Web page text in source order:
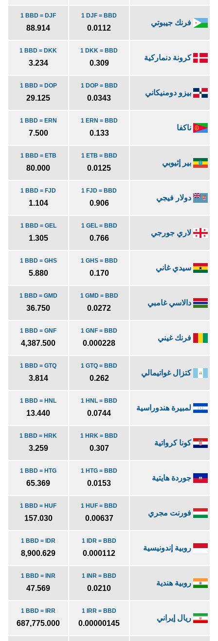
فرنك جيبوتي
1 DJF = BBD
0.0112
1 BBD = DJF
88.914
كرونة دنماركية
1 DKK = BBD
0.309
1 BBD = DKK
3.234
بيزو دومنيكاني
1 DOP = BBD
0.0343
1 BBD = DOP
29.125
ناكفا
1 ERN = BBD
0.133
1 BBD = ERN
7.500
بير إثيوبي
1 ETB = BBD
0.0125
1 BBD = ETB
80.000
دولار فيجي
1 FJD = BBD
0.906
1 BBD = FJD
1.104
لاري جورجي
1 GEL = BBD
0.766
1 BBD = GEL
1.305
سيدي غاني
1 GHS = BBD
0.170
1 BBD = GHS
5.880
دالاسي غامبي
1 GMD = BBD
0.0272
1 BBD = GMD
36.750
فرنك غيني
1 GNF = BBD
0.000228
1 BBD = GNF
4,387.500
كتزال غواتيمالي
1 GTQ = BBD
0.262
1 BBD = GTQ
3.814
لمبيرة هندوراسية
1 HNL = BBD
0.0744
1 BBD = HNL
13.440
كونا كرواتية
1 HRK = BBD
0.307
1 BBD = HRK
3.259
جوردة هايتية
1 HTG = BBD
0.0153
1 BBD = HTG
65.369
فورنت مجري
1 HUF = BBD
0.00637
1 BBD = HUF
157.030
روبية إندونيسية
1 IDR = BBD
0.000112
1 BBD = IDR
8,900.629
روبية هندية
1 INR = BBD
0.0210
1 BBD = INR
47.569
ريال إيراني
1 IRR = BBD
0.00000145
1 BBD = IRR
687,775.000